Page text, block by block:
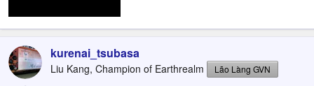
kurenai_tsubasa
Liu Kang, Champion of Earthrealm Lão Làng GVN